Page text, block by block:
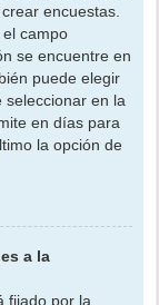
encuestas.
campo
se encuentre en
puede elegir
en la
en días para
la opción de
a la
fijado por la